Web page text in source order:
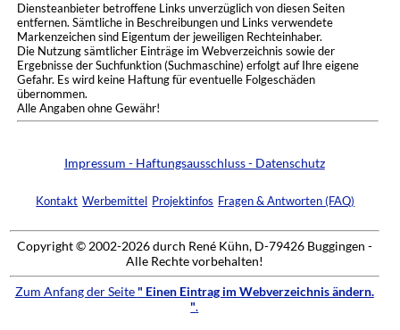
Diensteanbieter betroffene Links unverzüglich von diesen Seiten
entfernen. Sämtliche in Beschreibungen und Links verwendete
Markenzeichen sind Eigentum der jeweiligen Rechteinhaber.
Die Nutzung sämtlicher Einträge im Webverzeichnis sowie der
Ergebnisse der Suchfunktion (Suchmaschine) erfolgt auf Ihre eigene
Gefahr. Es wird keine Haftung für eventuelle Folgeschäden
übernommen.
Alle Angaben ohne Gewähr!
Impressum - Haftungsausschluss - Datenschutz
Kontakt Werbemittel Projektinfos Fragen & Antworten (FAQ)
Copyright © 2002-2026 durch René Kühn, D-79426 Buggingen -
Alle Rechte vorbehalten!
Zum Anfang der Seite " Einen Eintrag im Webverzeichnis ändern.
".